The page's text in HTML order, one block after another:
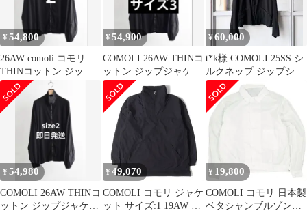
¥54,800
26AW comoli コモリ
THINコットン ジップ
ジャケット サイズ2
¥54,900
COMOLI 26AW THINコ
ットン ジップジャケッ
ト 3
¥60,000
t*k様 COMOLI 25SS シ
ルクネップ ジップショ
ートジャケット 2
¥54,980
COMOLI 26AW THINコ
ットン ジップジャケッ
¥ 49,070
COMOLI コモリ ジャケ
ット サイズ:1 19AW 製
¥ 19,800
COMOLI コモリ 日本製
ベタシャンブルゾン